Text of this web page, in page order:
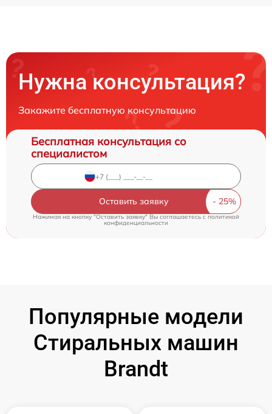
Нужна консультация?
Закажите бесплатную консультацию
Бесплатная консультация со
специалистом
Оставить заявку
Нажимая на кнопку "Оставить заявку" Вы соглашаетесь cполитикой
конфиденциальности
Популярные модели
Стиральных машин
Brandt